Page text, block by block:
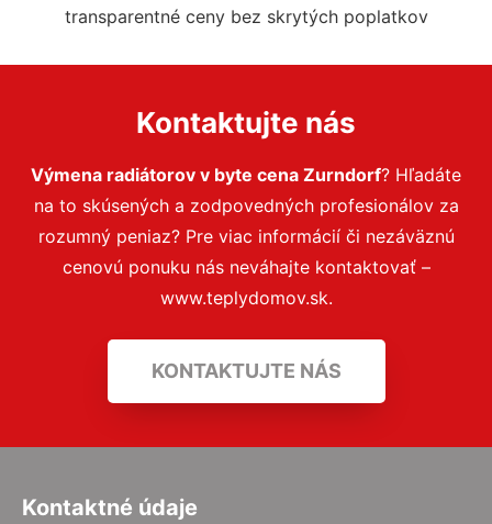
transparentné ceny bez skrytých poplatkov
Kontaktujte nás
Výmena radiátorov v byte cena Zurndorf? Hľadáte
na to skúsených a zodpovedných profesionálov za
rozumný peniaz? Pre viac informácií či nezáväznú
cenovú ponuku nás neváhajte kontaktovať –
www.teplydomov.sk.
KONTAKTUJTE NÁS
Kontaktné údaje